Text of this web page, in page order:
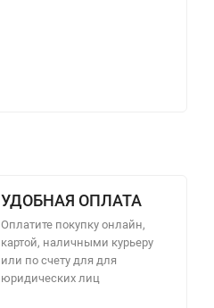
УДОБНАЯ ОПЛАТА
Оплатите покупку онлайн,
картой, наличными курьеру
или по счету для для
юридических лиц